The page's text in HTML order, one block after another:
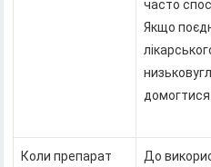
часто
Якщо
домогтися
Коли препарат
До